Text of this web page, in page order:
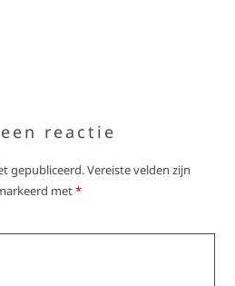
reactie
gepubliceerd.Vereiste velden zijn
met*